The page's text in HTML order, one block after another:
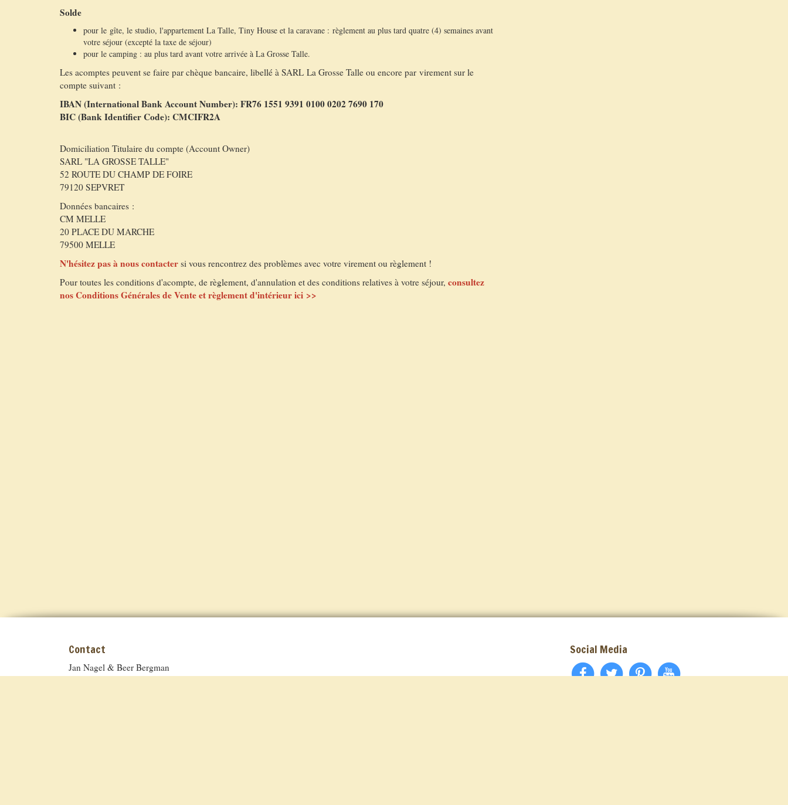
Solde
pour le gîte, le studio, l'appartement La Talle, Tiny House et la caravane : règlement au plus tard quatre (4) semaines avant
votre séjour (excepté la taxe de séjour)
pour le camping : au plus tard avant votre arrivée à La Grosse Talle.
Les acomptes peuvent se faire par chèque bancaire, libellé à SARL La Grosse Talle ou encore par virement sur le
compte suivant :
IBAN (International Bank Account Number): FR76 1551 9391 0100 0202 7690 170
BIC (Bank Identifier Code): CMCIFR2A
Domiciliation Titulaire du compte (Account Owner)
SARL "LA GROSSE TALLE"
52 ROUTE DU CHAMP DE FOIRE
79120 SEPVRET
Données bancaires :
CM MELLE
20 PLACE DU MARCHE
79500 MELLE
N'hésitez pas à nous contacter si vous rencontrez des problèmes avec votre virement ou règlement !
Pour toutes les conditions d'acompte, de règlement, d'annulation et des conditions relatives à votre séjour, consultez
nos Conditions Générales de Vente et règlement d'intérieur ici >>
Contact
Jan Nagel & Beer Bergman
Social Media